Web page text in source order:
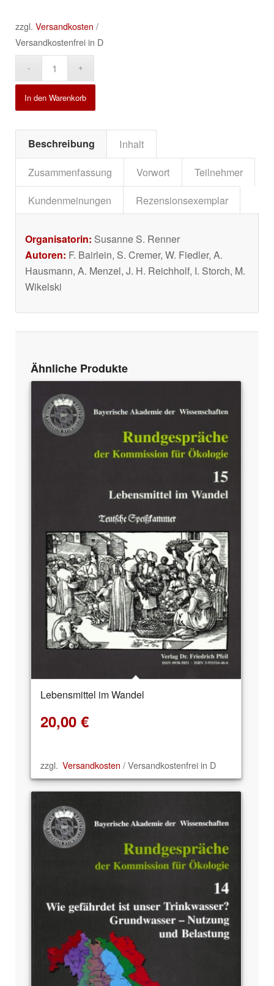
zzgl. Versandkosten /
Versandkostenfrei in D
In den Warenkorb
Beschreibung
Inhalt
Zusammenfassung
Vorwort
Teilnehmer
Kundenmeinungen
Rezensionsexemplar
Organisatorin: Susanne S. Renner
Autoren: F. Bairlein, S. Cremer, W. Fiedler, A.
Hausmann, A. Menzel, J. H. Reichholf, I. Storch, M.
Wikelski
Ähnliche Produkte
Lebensmittel im Wandel
20,00 €
zzgl. Versandkosten / Versandkostenfrei in D